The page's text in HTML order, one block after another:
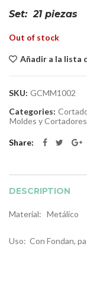
Set: 21 piezas
Out of stock
Añadir a la lista
SKU: GCMM1002
Categories:
Moldes y
Share
DESCRIPTION
Material: Metálico
Uso: Con Fondan,